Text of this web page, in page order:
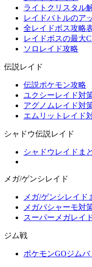
ライトクリスタル
レイドバトルのア
全レイドボス攻略
レイドボスの最大
ソロレイド攻略
伝説レイド
伝説ポケモン攻略
ユクシーレイド対
アグノムレイド対
エムリットレイド
シャドウ伝説レイド
シャドウレイドま
メガ/ゲンシレイド
メガ/ゲンシレイド
メガバシャーモ対
スーパーメガレイ
ジム戦
ポケモンGOジムバ